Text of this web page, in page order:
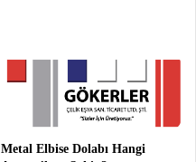
Metal Elbise Dolabı Hangi